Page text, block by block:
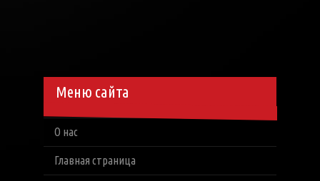
Меню сайта
О нас
Главная страница